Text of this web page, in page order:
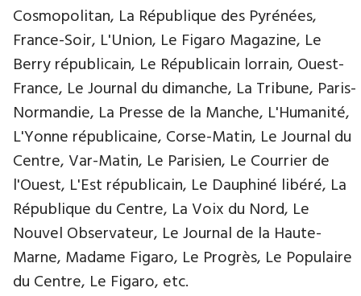
Cosmopolitan, La République des Pyrénées,
France-Soir, L'Union, Le Figaro Magazine, Le
Berry républicain, Le Républicain lorrain, Ouest-
France, Le Journal du dimanche, La Tribune, Paris-
Normandie, La Presse de la Manche, L'Humanité,
L'Yonne républicaine, Corse-Matin, Le Journal du
Centre, Var-Matin, Le Parisien, Le Courrier de
l'Ouest, L'Est républicain, Le Dauphiné libéré, La
République du Centre, La Voix du Nord, Le
Nouvel Observateur, Le Journal de la Haute-
Marne, Madame Figaro, Le Progrès, Le Populaire
du Centre, Le Figaro, etc.